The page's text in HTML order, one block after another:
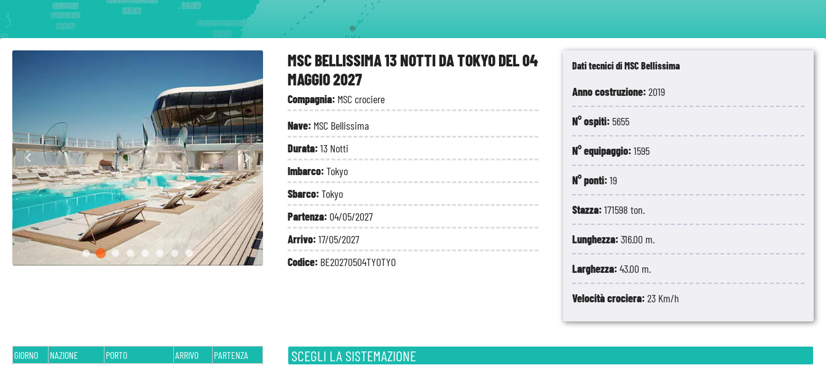
MSC BELLISSIMA 13 NOTTI DA TOKYO DEL 04
MAGGIO 2027
Compagnia: MSC crociere
Nave: MSC Bellissima
Durata:13 Notti
Imbarco:Tokyo
Sbarco:Tokyo
Partenza: 04/05/2027
Arrivo:17/05/2027
Codice: BE20270504TYOTYO
Dati tecnici di MSC Bellissima
Anno costruzione:2019
N° ospiti: 5655
N° equipaggio:1595
N° ponti:19
Stazza:171598 ton.
Lunghezza:316.00 m.
Larghezza:43.00 m.
Velocità crociera:23 Km/h
SCEGLI LA SISTEMAZIONE
GIORNO NAZIONE PORTO ARRIVO PARTENZA
Naha